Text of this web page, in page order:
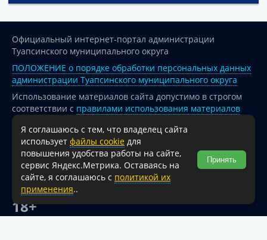
Официальный интернет-портал администрации
Туапсинского муниципального округа
ПОЛОЖЕНИЕ о порядке обработки персональных данных
администрации Туапсинского муниципального округа
Использование материалов сайта допустимо в строгом
соответствии с правилами использования материалов
опубликованных на сайте
При перепечатке и использовании информации ссылка
на источник обязательна.
Для сайтов и страниц сети Интернет обязательна
активная гиперссылка на официальный интернет-портал
администрации Туапсинского муниципального округа.
18+
Я соглашаюсь с тем, что владелец сайта
использует файлы cookie для
повышения удобства работы на сайте,
сервис Яндекс.Метрика. Оставаясь на
сайте, я соглашаюсь с политикой их
применения..
Принять